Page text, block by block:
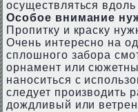
осуществляться
Особое внимание
Пропитку и краску
Очень интересно на
сплошного забора
орнамент или
наноситься с
следует производить
дождливый или